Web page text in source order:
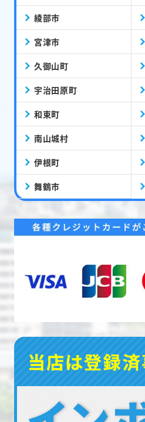
綾部市
宮津市
久御山町
宇治田原町
和束町
南山城村
伊根町
舞鶴市